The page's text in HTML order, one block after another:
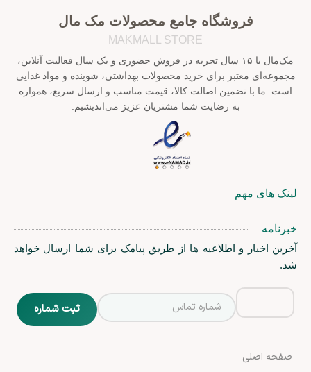
فروشگاه جامع محصولات مک مال
MAKMALL STORE
مک‌مال با ۱۵ سال تجربه در فروش حضوری و یک سال فعالیت آنلاین،
مجموعه‌ای معتبر برای خرید محصولات بهداشتی، شوینده و مواد غذایی
است. ما با تضمین اصالت کالا، قیمت مناسب و ارسال سریع، همواره
به رضایت شما مشتریان عزیز می‌اندیشیم.
لینک های مهم
خبرنامه
آخرین اخبار و اطلاعیه ها از طریق پیامک برای شما ارسال خواهد
شد.
صفحه اصلی